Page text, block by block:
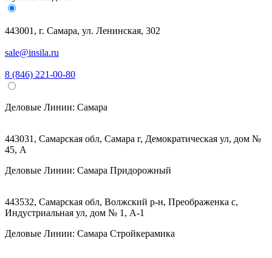
443001, г. Самара, ул. Ленинская, 302
sale@insila.ru
8 (846) 221-00-80
Деловые Линии: Самара
443031, Самарская обл, Самара г, Демократическая ул, дом №
45, А
Деловые Линии: Самара Придорожный
443532, Самарская обл, Волжский р-н, Преображенка с,
Индустриальная ул, дом № 1, А-1
Деловые Линии: Самара Стройкерамика